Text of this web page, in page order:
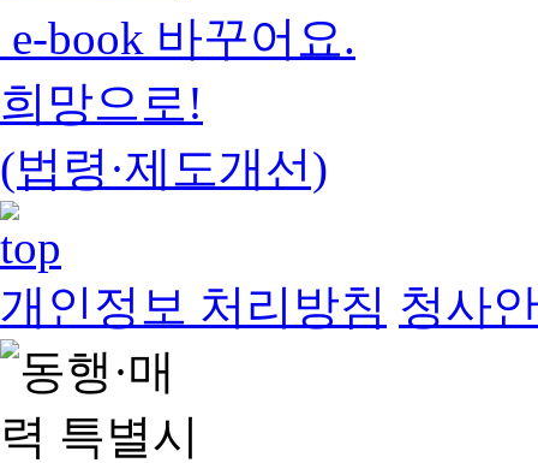
e-book 바꾸어요.
희망으로!
(법령·제도개선)
개인정보 처리방침 청사